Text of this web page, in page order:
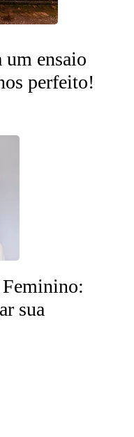
um ensaio
perfeito!
sua